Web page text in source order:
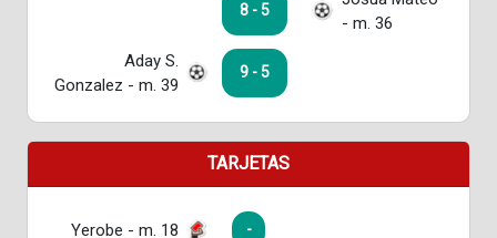
8 - 5
- m. 36
Aday S.
Gonzalez - m. 39
9 - 5
TARJETAS
Yerobe - m. 18 -